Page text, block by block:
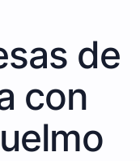
de
con